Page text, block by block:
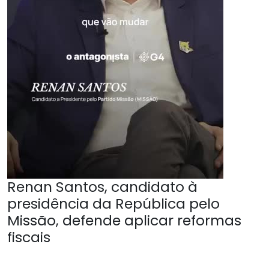
Renan Santos, candidato à
presidência da República pelo
Missão, defende aplicar reformas
fiscais